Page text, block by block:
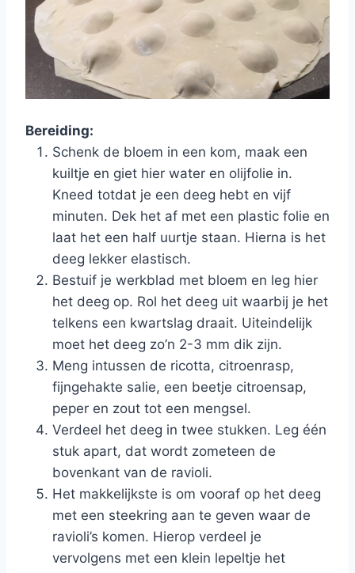
Bereiding:
Schenk de bloem in een kom, maak een
kuiltje en giet hier water en olijfolie in.
Kneed totdat je een deeg hebt en vijf
minuten. Dek het af met een plastic folie en
laat het een half uurtje staan. Hierna is het
deeg lekker elastisch.
Bestuif je werkblad met bloem en leg hier
het deeg op. Rol het deeg uit waarbij je het
telkens een kwartslag draait. Uiteindelijk
moet het deeg zo’n 2-3 mm dik zijn.
Meng intussen de ricotta, citroenrasp,
fijngehakte salie, een beetje citroensap,
peper en zout tot een mengsel.
Verdeel het deeg in twee stukken. Leg één
stuk apart, dat wordt zometeen de
bovenkant van de ravioli.
Het makkelijkste is om vooraf op het deeg
met een steekring aan te geven waar de
ravioli’s komen. Hierop verdeel je
vervolgens met een klein lepeltje het